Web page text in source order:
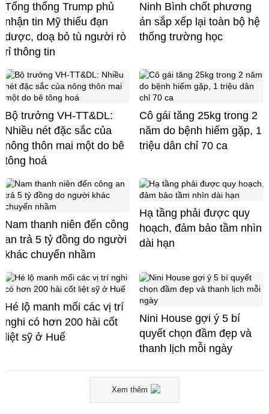
Tổng thống Trump phủ
nhận tin Mỹ thiếu đạn
dược, doạ bỏ tù người rò
rỉ thông tin
Ninh Bình chốt phương
án sắp xếp lại toàn bộ hệ
thống trường học
Bộ trưởng VH-TT&DL:
Nhiều nét đặc sắc của
nông thôn mai một do bê
tông hoá
Cô gái tăng 25kg trong 2
năm do bệnh hiếm gặp, 1
triệu dân chỉ 70 ca
Nam thanh niên đến công
an trả 5 tỷ đồng do người
khác chuyển nhầm
Hạ tầng phải được quy
hoạch, đảm bảo tầm nhìn
dài hạn
Hé lộ manh mối các vị trí
nghi có hơn 200 hài cốt
liệt sỹ ở Huế
Nini House gợi ý 5 bí
quyết chọn đầm đẹp và
thanh lịch mỗi ngày
Xem thêm